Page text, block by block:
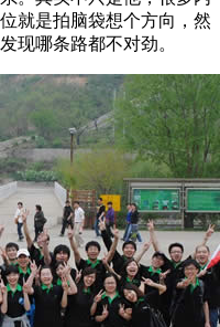
就是拍脑袋想个方向，然
现哪条路都不对劲。